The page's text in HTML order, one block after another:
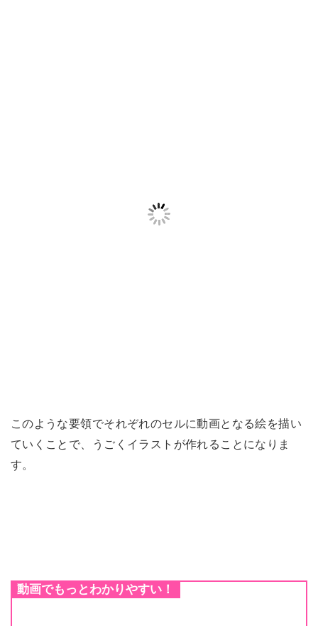
このような要領でそれぞれのセルに動画となる絵を描い
ていくことで、うごくイラストが作れることになりま
す。
動画でもっとわかりやすい！